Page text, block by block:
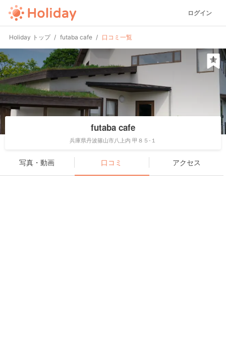
ログイン
Holiday トップ futaba cafe 口コミ一覧
futaba cafe
兵庫県丹波篠山市八上内 甲８５-１
写真・動画 口コミ アクセス